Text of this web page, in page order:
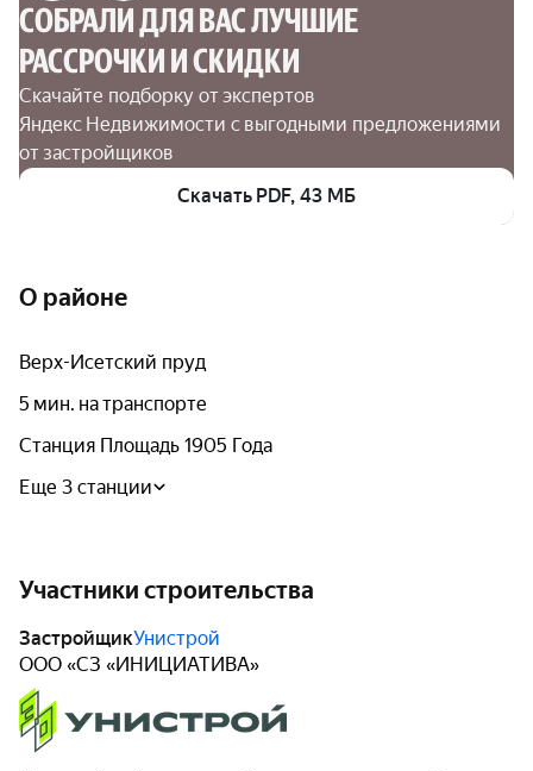
СОБРАЛИ ДЛЯ ВАС ЛУЧШИЕ
РАССРОЧКИ И СКИДКИ
Скачайте подборку от экспертов
Яндекс Недвижимости с выгодными предложениями
от застройщиков
Скачать PDF, 43 МБ
О районе
Верх-Исетский пруд
5 мин. на транспорте
Станция Площадь 1905 Года
Еще 3 станции
Участники строительства
ЗастройщикУнистрой
ООО «СЗ «ИНИЦИАТИВА»